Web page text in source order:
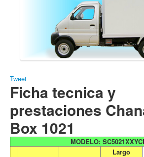
Tweet
Ficha tecnica y
prestaciones
Box 1021
MODELO:
Largo